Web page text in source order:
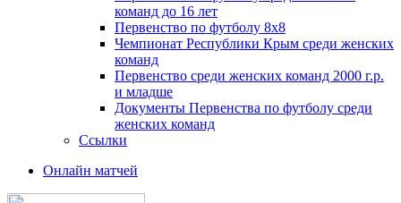
команд до 16 лет
Первенство по футболу 8х8
Чемпионат Республики Крым среди женских
команд
Первенство среди женских команд 2000 г.р.
и младше
Документы Первенства по футболу среди
женских команд
Ссылки
Онлайн матчей